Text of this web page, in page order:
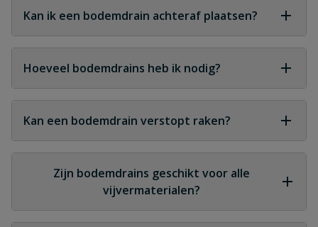
noodzakelijk, maar voor koivijvers en zwemvijvers
is een bodemdrain sterk aan te raden.
Kan ik een bodemdrain achteraf plaatsen?
Dat is mogelijk, maar ingrijpend. Het is het meest
efficiënt om een bodemdrain tijdens de aanleg van
Hoeveel bodemdrains heb ik nodig?
Dit hangt af van de grootte en vorm van de vijver.
Grotere vijvers hebben vaak meerdere drains
nodig voor een optimale werking.
Kan een bodemdrain verstopt raken?
Bij correcte installatie en gebruik van een geschikt
voorfilter is de kans op verstopping zeer klein.
Zijn bodemdrains geschikt voor alle
vijvermaterialen?
Ja, ze kunnen worden toegepast in folie-, beton-